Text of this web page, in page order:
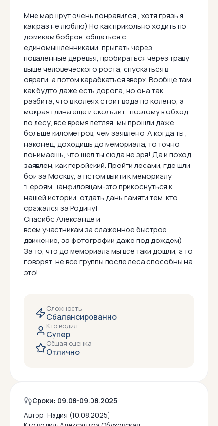
Мне маршрут очень понравился , хотя грязь я
как раз не люблю) Но как прикольно ходить по
домикам бобров, общаться с
единомышленниками, прыгать через
поваленные деревья, пробираться через траву
выше человеческого роста, спускаться в
овраги, а потом карабкаться вверх. Вообще там
как будто даже есть дорога, но она так
разбита, что в колеях стоит вода по колено, а
мокрая глина еще и скользит , поэтому в обход
по лесу, все время петляя, мы прошли даже
больше километров, чем заявлено. А когда ты ,
наконец, доходишь до мемориала, то точно
понимаешь, что шел ты сюда не зря! Да и поход
заявлен, как геройский. Пройти лесами, где шли
бои за Москву, а потом выйти к мемориалу
"Героям Панфиловцам-это прикоснуться к
нашей истории, отдать дань памяти тем, кто
сражался за Родину!
Спасибо Александе и
всем участникам за слаженное быстрое
движение, за фотографии даже под дождем)
За то, что до мемориала мы все таки дошли, а то
говорят, не все группы после леса способны на
это!
Сложность
Сбалансированно
Кто водил
Супер
Общая оценка
Отлично
Сроки: 09.08-09.08.2025
Автор: Надия (10.08.2025)